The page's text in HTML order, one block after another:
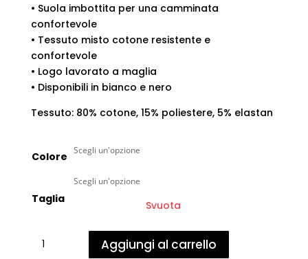
• Suola imbottita per una camminata
confortevole
• Tessuto misto cotone resistente e
confortevole
• Logo lavorato a maglia
• Disponibili in bianco e nero
Tessuto: 80% cotone, 15% poliestere, 5% elastan
Colore
Taglia
Svuota
Aggiungi al carrello